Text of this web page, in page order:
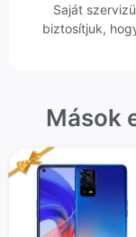
Saját
biztosítjuk,
Mások